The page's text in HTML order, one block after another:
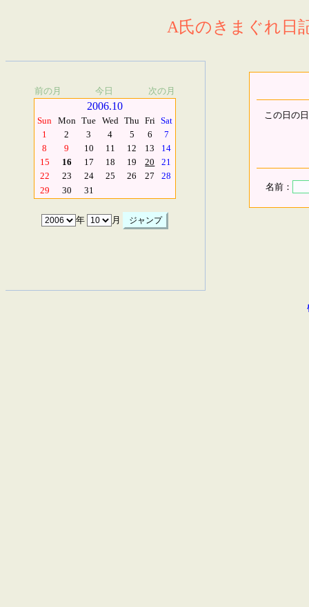
A氏のきまぐれ日
前の月 今日 次の月
2006.10
Sun Mon Tue Wed Thu Fri Sat
1
2 3 4 5 6
7
8
9 10 11 12 13
14
15
16 17 18 19 20
21
22
23 24 25 26 27
28
29
30 31
年 月
この日の
名前：